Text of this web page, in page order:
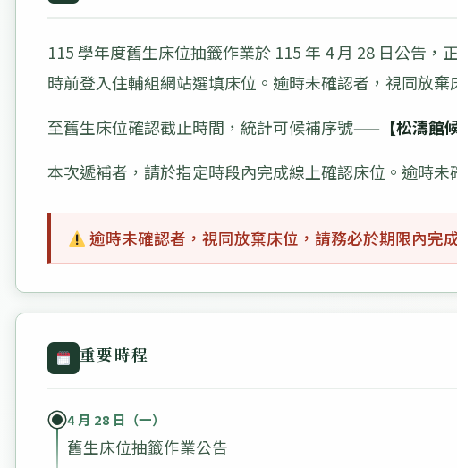
115 學年度舊生床位抽籤作業於 115 年 4 月 28 日公告，
時前登入住輔組網站選填床位。逾時未確認者，視同放棄
至舊生床位確認截止時間，統計可候補序號—— 【松濤館
本次遞補者，請於指定時段內完成線上確認床位。逾時未
逾時未確認者，視同放棄床位，請務必於期限內完
重要時程
4 月 28 日（一）
舊生床位抽籤作業公告